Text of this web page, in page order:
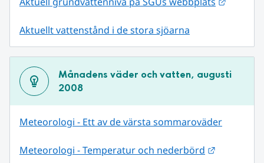
Aktuellt vattenstånd i de stora sjöarna
Månadens väder och vatten, augusti
2008
Meteorologi - Ett av de värsta sommaroväder
Meteorologi - Temperatur och nederbörd